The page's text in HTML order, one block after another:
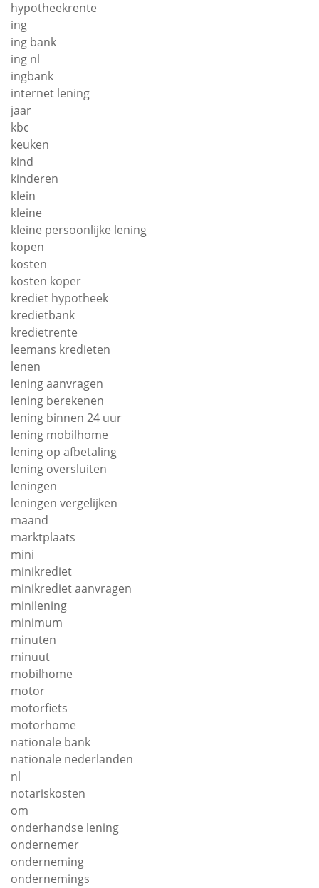
hypotheekrente
ing
ing bank
ing nl
ingbank
internet lening
jaar
kbc
keuken
kind
kinderen
klein
kleine
kleine persoonlijke lening
kopen
kosten
kosten koper
krediet hypotheek
kredietbank
kredietrente
leemans kredieten
lenen
lening aanvragen
lening berekenen
lening binnen 24 uur
lening mobilhome
lening op afbetaling
lening oversluiten
leningen
leningen vergelijken
maand
marktplaats
mini
minikrediet
minikrediet aanvragen
minilening
minimum
minuten
minuut
mobilhome
motor
motorfiets
motorhome
nationale bank
nationale nederlanden
nl
notariskosten
om
onderhandse lening
ondernemer
onderneming
ondernemings